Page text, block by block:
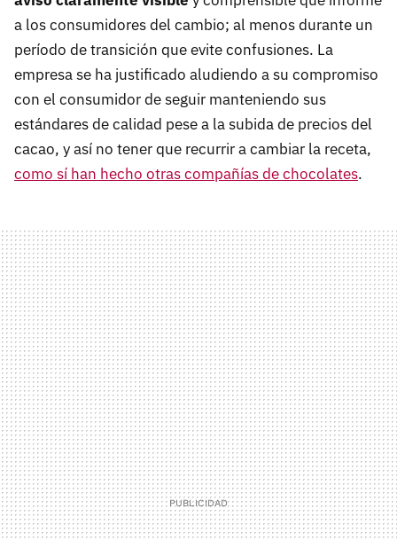
a los consumidores del cambio; al menos durante un
período de transición que evite confusiones. La
empresa se ha justificado aludiendo a su compromiso
con el consumidor de seguir manteniendo sus
estándares de calidad pese a la subida de precios del
cacao, y así no tener que recurrir a cambiar la receta,
como sí han hecho otras compañías de chocolates.